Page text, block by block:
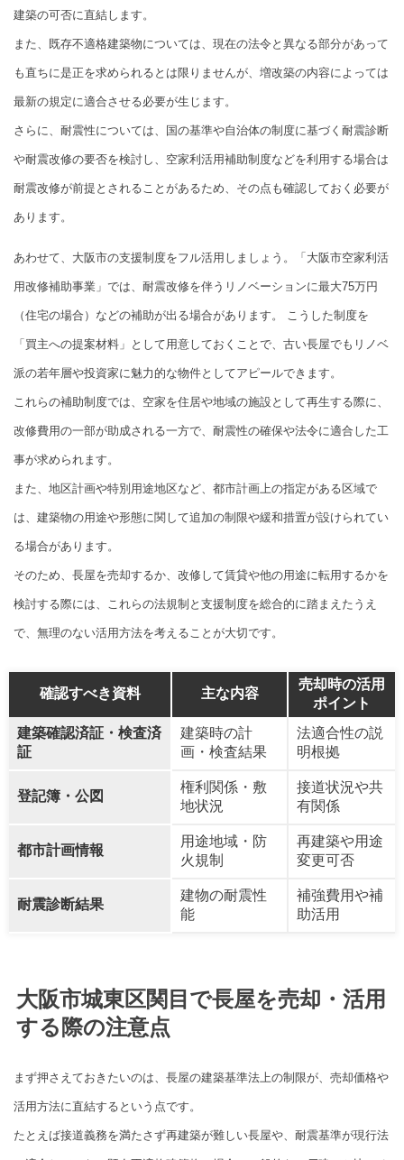
建築の可否に直結します。
また、既存不適格建築物については、現在の法令と異なる部分があって
も直ちに是正を求められるとは限りませんが、増改築の内容によっては
最新の規定に適合させる必要が生じます。
さらに、耐震性については、国の基準や自治体の制度に基づく耐震診断
や耐震改修の要否を検討し、空家利活用補助制度などを利用する場合は
耐震改修が前提とされることがあるため、その点も確認しておく必要が
あります。
あわせて、大阪市の支援制度をフル活用しましょう。「大阪市空家利活
用改修補助事業」では、耐震改修を伴うリノベーションに最大75万円
（住宅の場合）などの補助が出る場合があります。 こうした制度を
「買主への提案材料」として用意しておくことで、古い長屋でもリノベ
派の若年層や投資家に魅力的な物件としてアピールできます。
これらの補助制度では、空家を住居や地域の施設として再生する際に、
改修費用の一部が助成される一方で、耐震性の確保や法令に適合した工
事が求められます。
また、地区計画や特別用途地区など、都市計画上の指定がある区域で
は、建築物の用途や形態に関して追加の制限や緩和措置が設けられてい
る場合があります。
そのため、長屋を売却するか、改修して賃貸や他の用途に転用するかを
検討する際には、これらの法規制と支援制度を総合的に踏まえたうえ
で、無理のない活用方法を考えることが大切です。
確認すべき資料 主な内容
売却時の活用
ポイント
建築確認済証・検査済
証
建築時の計
画・検査結果
法適合性の説
明根拠
登記簿・公図
権利関係・敷
地状況
接道状況や共
有関係
都市計画情報
用途地域・防
火規制
再建築や用途
変更可否
耐震診断結果
建物の耐震性
能
補強費用や補
助活用
大阪市城東区関目で長屋を売却・活用
する際の注意点
まず押さえておきたいのは、長屋の建築基準法上の制限が、売却価格や
活用方法に直結するという点です。
たとえば接道義務を満たさず再建築が難しい長屋や、耐震基準が現行法